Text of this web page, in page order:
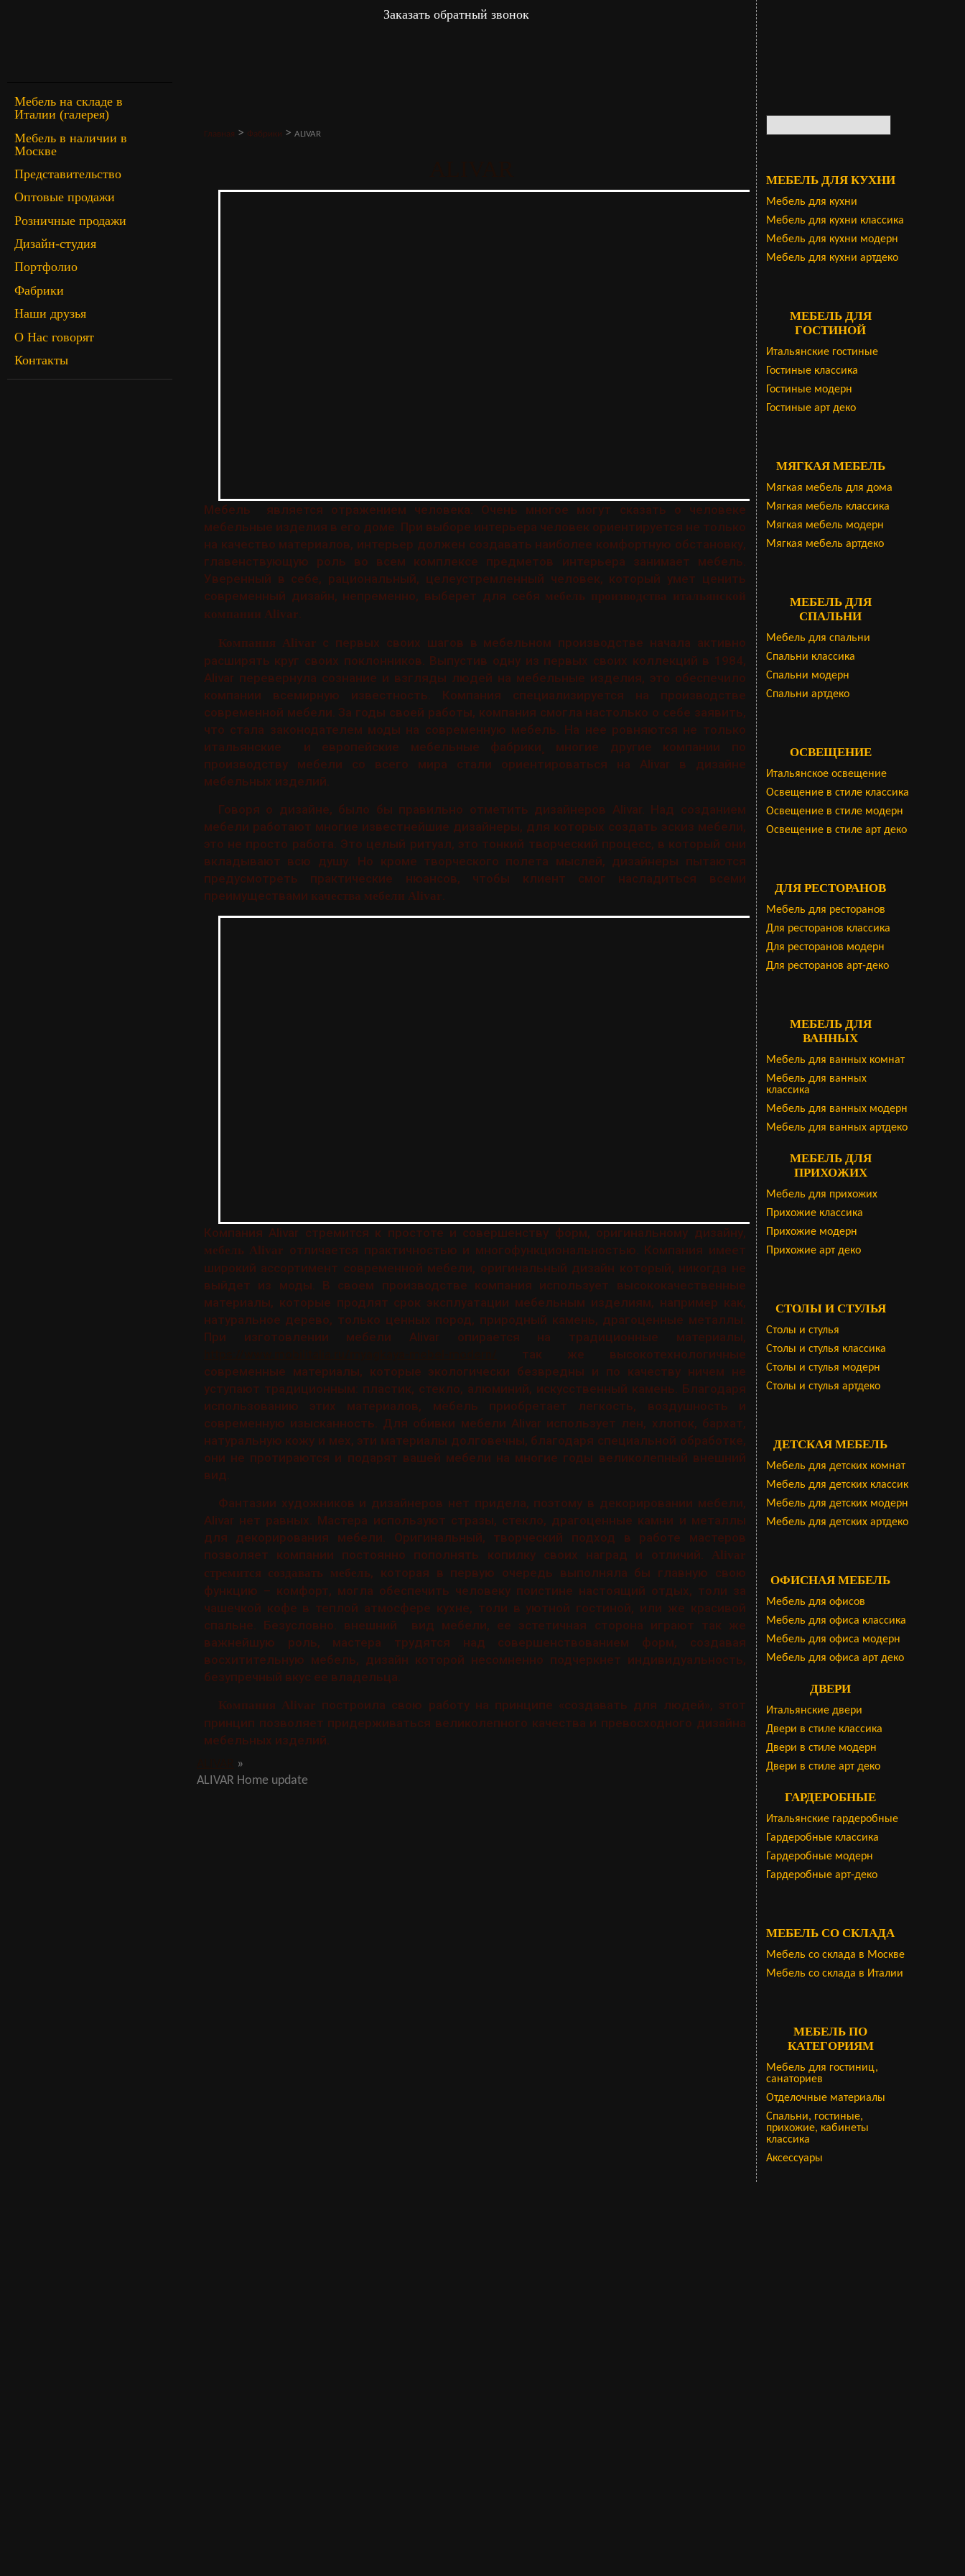
Заказать обратный звонок
Мебель на складе в
Италии (галерея)
Мебель в наличии в
Москве
Представительство
Оптовые продажи
Розничные продажи
Дизайн-студия
Портфолио
Фабрики
Наши друзья
О Нас говорят
Контакты
Главная > Фабрики > ALIVAR
Мебель является отражением человека. Очень многое могут сказать о человеке
мебельные изделия в его доме. При выборе интерьера человек ориентируется не только
на качество материалов, интерьер должен создавать наиболее комфортную обстановку,
главенствующую роль во всем комплексе предметов интерьера занимает мебель.
Уверенный в себе, рациональный, целеустремленный человек, который умет ценить
современный дизайн, непременно, выберет для себя мебель производства итальянской
компании Alivar.
Компания Alivar с первых своих шагов в мебельном производстве начала активно
расширять круг своих поклонников. Выпустив одну из первых своих коллекций в 1984,
Alivar перевернула сознание и взгляды людей на мебельные изделия, это обеспечило
компании всемирную известность. Компания специализируется на производстве
современной мебели. За годы своей работы, компания смогла настолько о себе заявить,
что стала законодателем моды на современную мебель. На нее ровняются не только
итальянские и европейские мебельные фабрики¸ многие другие компании по
производству мебели со всего мира стали ориентироваться на Alivar в дизайне
мебельных изделий.
Говоря о дизайне, было бы правильно отметить дизайнеров Alivar. Над созданием
мебели работают многие известнейшие дизайнеры, для которых создать эскиз мебели,
это не просто работа. Это целый ритуал, это тонкий творческий процесс, в который они
вкладывают всю душу. Но кроме творческого полета мыслей, дизайнеры пытаются
предусмотреть практические нюансов, чтобы клиент смог насладиться всеми
преимуществами качества мебели Alivar.
Компания Alivar стремится к простоте и совершенству форм, оригинальному дизайну,
мебель Alivar отличается практичностью и многофункциональностью. Компания имеет
широкий ассортимент современной мебели, оригинальный дизайн который, никогда не
выйдет из моды. В своем производстве компания использует высококачественные
материалы, которые продлят срок эксплуатации мебельным изделиям, например как,
натуральное дерево, только ценных пород, природный камень, драгоценные металлы.
При изготовлении мебели Alivar опирается на традиционные материалы,
так же высокотехнологичные
современные материалы, которые экологически безвредны и по качеству ничем не
уступают традиционным: пластик, стекло, алюминий, искусственный камень. Благодаря
использованию этих материалов, мебель приобретает легкость, воздушность и
современную изысканность. Для обивки мебели Alivar использует лен, хлопок, бархат,
натуральную кожу и мех, эти материалы долговечны, благодаря специальной обработке,
они не протираются и подарят вашей мебели на многие годы великолепный внешний
вид.
Фантазии художников и дизайнеров нет придела, поэтому в декорировании мебели,
Alivar нет равных. Мастера используют стразы, стекло, драгоценные камни и металлы
для декорирования мебели. Оригинальный, творческий подход в работе мастеров
позволяет компании постоянно пополнять копилку своих наград и отличий. Alivar
стремится создавать мебель, которая в первую очередь выполняла бы главную свою
функцию – комфорт, могла обеспечить человеку поистине настоящий отдых, толи за
чашечкой кофе в теплой атмосфере кухне, толи в уютной гостиной, или же красивой
спальне. Безусловно. внешний вид мебели, ее эстетичная сторона играют так же
важнейшую роль, мастера трудятся над совершенствованием форм, создавая
восхитительную мебель, дизайн которой несомненно подчеркнет индивидуальность,
безупречный вкус ее владельца.
Компания Alivar построила свою работу на принципе «создавать для людей», этот
принцип позволяет придерживаться великолепного качества и превосходного дизайна
мебельных изделий.
»
ALIVAR Home update
МЕБЕЛЬ ДЛЯ КУХНИ
Мебель для кухни
Мебель для кухни классика
Мебель для кухни модерн
Мебель для кухни артдеко
МЕБЕЛЬ ДЛЯ
ГОСТИНОЙ
Итальянские гостиные
Гостиные классика
Гостиные модерн
Гостиные арт деко
МЯГКАЯ МЕБЕЛЬ
Мягкая мебель для дома
Мягкая мебель классика
Мягкая мебель модерн
Мягкая мебель артдеко
МЕБЕЛЬ ДЛЯ
СПАЛЬНИ
Мебель для спальни
Cпальни классика
Спальни модерн
Спальни артдеко
ОСВЕЩЕНИЕ
Итальянское освещение
Освещение в стиле классика
Освещение в стиле модерн
Освещение в стиле арт деко
ДЛЯ РЕСТОРАНОВ
Мебель для ресторанов
Для ресторанов классика
Для ресторанов модерн
Для ресторанов арт-деко
МЕБЕЛЬ ДЛЯ
ВАННЫХ
Мебель для ванных комнат
Мебель для ванных
классика
Мебель для ванных модерн
Мебель для ванных артдеко
МЕБЕЛЬ ДЛЯ
ПРИХОЖИХ
Мебель для прихожих
Прихожие классика
Прихожие модерн
Прихожие арт деко
СТОЛЫ И СТУЛЬЯ
Столы и стулья
Столы и стулья классика
Столы и стулья модерн
Столы и стулья артдеко
ДЕТСКАЯ МЕБЕЛЬ
Мебель для детских комнат
Мебель для детских классик
Мебель для детских модерн
Мебель для детских артдеко
ОФИСНАЯ МЕБЕЛЬ
Мебель для офисов
Мебель для офиса классика
Мебель для офиса модерн
Мебель для офиса арт деко
ДВЕРИ
Итальянские двери
Двери в стиле классика
Двери в стиле модерн
Двери в стиле арт деко
ГАРДЕРОБНЫЕ
Итальянские гардеробные
Гардеробные классика
Гардеробные модерн
Гардеробные арт-деко
МЕБЕЛЬ СО СКЛАДА
Мебель со склада в Москве
Мебель со склада в Италии
МЕБЕЛЬ ПО
КАТЕГОРИЯМ
Мебель для гостиниц,
санаториев
Отделочные материалы
Спальни, гостиные,
прихожие, кабинеты
классика
Аксессуары